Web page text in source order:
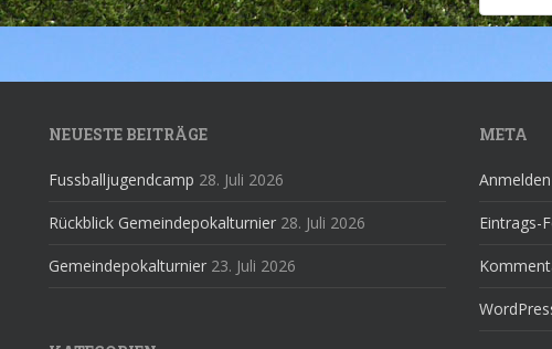
NEUESTE BEITRÄGE
Fussballjugendcamp 28. Juli 2026
Rückblick Gemeindepokalturnier 28. Juli 2026
Gemeindepokalturnier 23. Juli 2026
META
Anmelden
Eintrags-